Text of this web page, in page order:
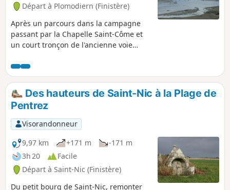
Départ à Plomodiern (Finistère)
Après un parcours dans la campagne
passant par la Chapelle Saint-Côme et
un court tronçon de l'ancienne voie
s'effectue par la longue plage de
Pentrez où une zone est réservée aux
chars à voile.
Des hauteurs de Saint-Nic à la Plage de
Pentrez
Visorandonneur
9,97 km
+171 m
-171 m
3h 20
Facile
Départ à Saint-Nic (Finistère)
Du petit bourg de Saint-Nic, remonter